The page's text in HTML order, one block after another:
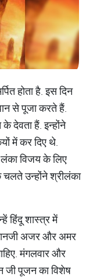
होता है. इस दिन
से पूजा करते हैं.
देवता हैं. इन्होंने
में कर दिए थे.
लंका विजय के लिए
चलते उन्होंने श्रीलंका
हिंदू शास्त्र में
अजर और अमर
मंगलवार और
जी पूजन का विशेष